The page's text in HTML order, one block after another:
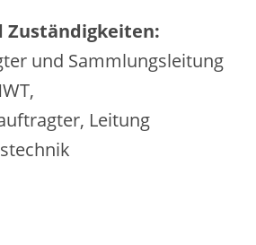
Zuständigkeiten:
und Sammlungsleitung
Leitung